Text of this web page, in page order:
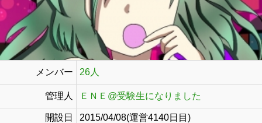
メンバー 26人
管理人 ＥＮＥ@受験生になりました
開設日 2015/04/08(運営4140日目)